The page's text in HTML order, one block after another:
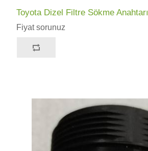
Toyota Dizel Filtre Sökme Anahtarı
Fiyat sorunuz